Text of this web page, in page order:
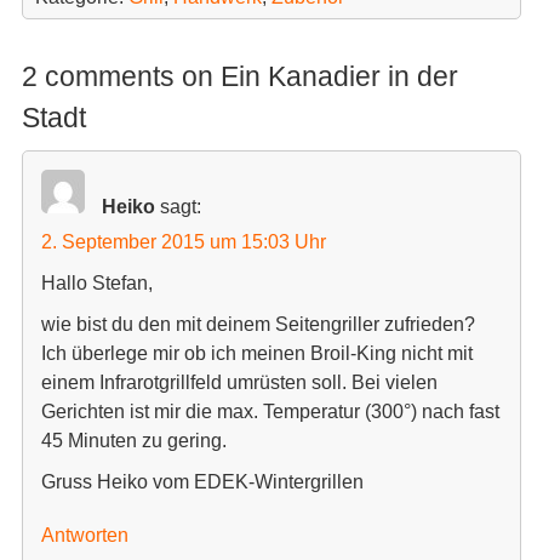
t
e
r
g
ö
f
f
n
t
)
t
e
ö
n
e
t
)
2 comments on Ein Kanadier in der
Stadt
Heiko sagt:
2. September 2015 um 15:03 Uhr
Hallo Stefan,
wie bist du den mit deinem Seitengriller zufrieden?
Ich überlege mir ob ich meinen Broil-King nicht mit
einem Infrarotgrillfeld umrüsten soll. Bei vielen
Gerichten ist mir die max. Temperatur (300°) nach fast
45 Minuten zu gering.
Gruss Heiko vom EDEK-Wintergrillen
Antworten